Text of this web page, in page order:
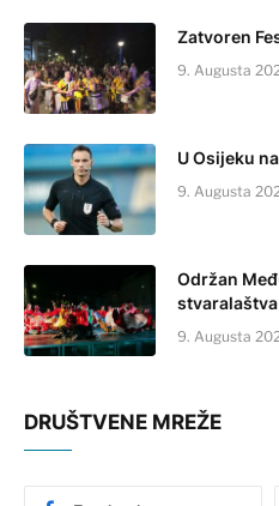
Zatvoren
9. Augusta
U Osijeku
9. Augusta
Održan
stvaralaštva
9. Augusta
DRUŠTVENE MREŽE